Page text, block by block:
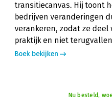
transitiecanvas. Hij toont
bedrijven veranderingen
verankeren, zodat ze
praktijk en niet
Boek bekijken
Nu besteld,